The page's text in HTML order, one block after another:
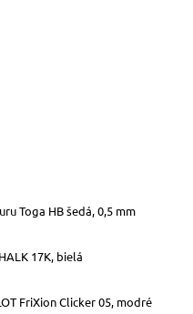
Toga HB šedá, 0,5 mm
17K, bielá
FriXion Clicker 05, modré